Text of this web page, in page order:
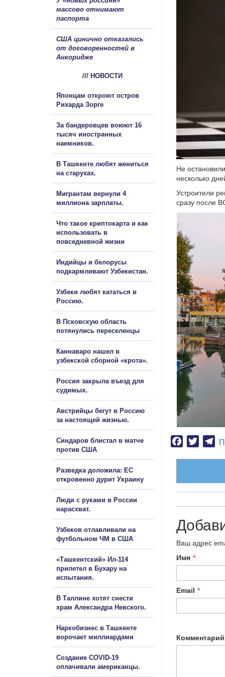
Не
несколько
Устроители
сразу после
Facebook
Twitter
Ваш адрес
Имя *
Email *
Комментарий
массово отнимают
паспорта
США цинично отказались
от договоренностей в
Анкоридже
/// НОВОСТИ
Японцам откроют остров
Рихарда Зорге
За бандеровцев воюют 16
тысяч иностранных
наемников.
В Ташкенте любят жениться
на старухах.
Мигрантам вернули 4
миллиона зарплаты.
Что такое криптокарта и как
использовать в
повседневной жизни
Индийцы и белорусы
подкармливают Узбекистан.
Узбеки любят кататься в
Россию.
В Псковскую область
потянулись переселенцы
Каннаваро нашел в
узбекской сборной «крота».
Россия закрыла въезд для
судимых.
Австрийцы бегут в Россию
за настоящей жизнью.
Синдаров блистал в матче
против США
Разведка доложила: ЕС
откровенно дурит Украину
Люди с руками в России
нарасхват.
Узбеков отлавливали на
футбольном ЧМ в США
«Ташкентский» Ил-114
прилетел в Бухару на
испытания.
В Таллине хотят снести
храм Александра Невского.
Наркобизнес в Ташкенте
ворочает миллиардами
Создание COVID-19
оплачивали американцы.